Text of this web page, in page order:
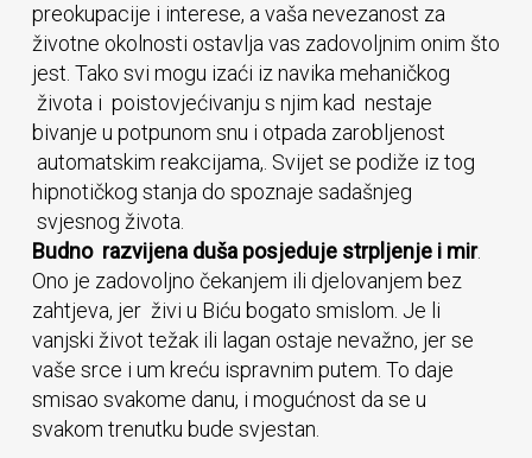
preokupacije i interese, a vaša nevezanost za
životne okolnosti ostavlja vas zadovoljnim onim što
jest. Tako svi mogu izaći iz navika mehaničkog
života i poistovjećivanju s njim kad nestaje
bivanje u potpunom snu i otpada zarobljenost
automatskim reakcijama,. Svijet se podiže iz tog
hipnotičkog stanja do spoznaje sadašnjeg
svjesnog života.
Budno razvijena duša posjeduje strpljenje i mir.
Ono je zadovoljno čekanjem ili djelovanjem bez
zahtjeva, jer živi u Biću bogato smislom. Je li
vanjski život težak ili lagan ostaje nevažno, jer se
vaše srce i um kreću ispravnim putem. To daje
smisao svakome danu, i mogućnost da se u
svakom trenutku bude svjestan.